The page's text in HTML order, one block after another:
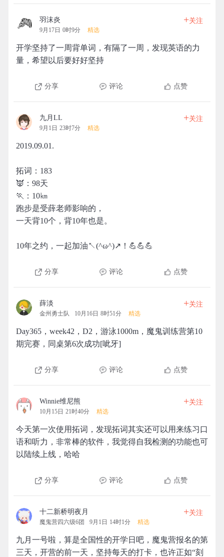
羽沫炎
9月17日 0时9分 精选
+关注
开学坚持了一周背单词，有隔了一周，发现英语的力
量，希望以后要好好坚持
分享 评论 点赞
九月LL
9月1日 23时7分 精选
+关注
2019.09.01.
拓词：183
👿：98天
🏃：10㎞
跑步是受薛老师影响的，
一天背10个，背10年也是。
10年之约，一起加油↖(^ω^)↗！💪💪💪
分享 评论 点赞
薛淡
金州勇士队 10月16日 8时51分 精选
+关注
Day365，week42，D2，游泳1000m，魔鬼训练营第10
期完赛，同桌第6次成功[呲牙]
分享 评论 点赞
Winnie维尼熊
10月15日 21时40分 精选
+关注
今天第一次使用拓词，发现拓词其实还可以用来练习口
语和听力，非常棒的软件，我觉得自我检测的功能也可
以陆续上线，哈哈
分享 评论 点赞
十二新桥明夜月
魔鬼营四六级6团 9月1日 14时1分 精选
+关注
九月一号啦，算是全国性的开学日吧，魔鬼营报名的第
三天，开营的前一天，坚持每天的打卡，也许正如“刻